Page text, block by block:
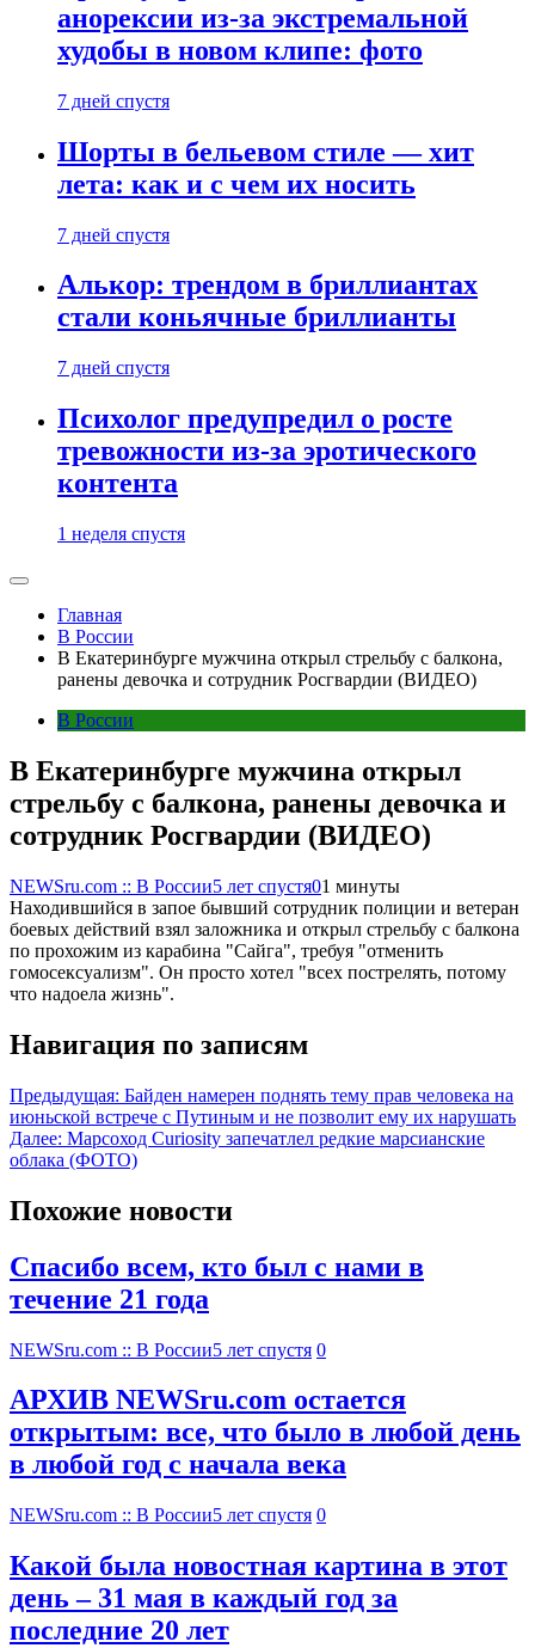
анорексии из-за экстремальной
худобы в новом клипе: фото
7 дней спустя
Шорты в бельевом стиле — хит
лета: как и с чем их носить
7 дней спустя
Алькор: трендом в бриллиантах
стали коньячные бриллианты
7 дней спустя
Психолог предупредил о росте
тревожности из-за эротического
контента
1 неделя спустя
Главная
В России
В Екатеринбурге мужчина открыл стрельбу с балкона,
ранены девочка и сотрудник Росгвардии (ВИДЕО)
В России
В Екатеринбурге мужчина открыл
стрельбу с балкона, ранены девочка и
сотрудник Росгвардии (ВИДЕО)
NEWSru.com :: В России5 лет спустя01 минуты
Находившийся в запое бывший сотрудник полиции и ветеран
боевых действий взял заложника и открыл стрельбу с балкона
по прохожим из карабина "Сайга", требуя "отменить
гомосексуализм". Он просто хотел "всех пострелять, потому
что надоела жизнь".
Навигация по записям
Предыдущая: Байден намерен поднять тему прав человека на
июньской встрече с Путиным и не позволит ему их нарушать
Далее: Марсоход Curiosity запечатлел редкие марсианские
облака (ФОТО)
Похожие новости
Спасибо всем, кто был с нами в
течение 21 года
NEWSru.com :: В России5 лет спустя 0
АРХИВ NEWSru.com остается
открытым: все, что было в любой день
в любой год с начала века
NEWSru.com :: В России5 лет спустя 0
Какой была новостная картина в этот
день – 31 мая в каждый год за
последние 20 лет